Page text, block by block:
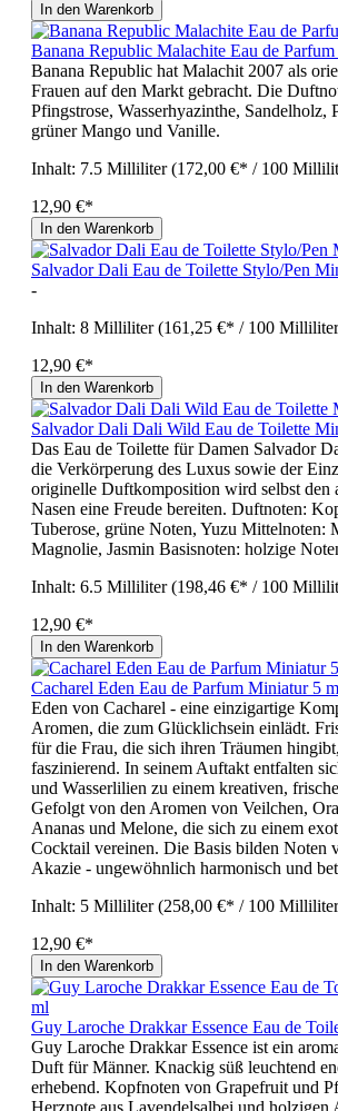
In den Warenkorb
Banana Republic Malachite Eau de
Banana Republic hat Malachit 2007 als
Frauen auf den Markt gebracht. Die
Pfingstrose, Wasserhyazinthe, Sandelholz,
grüner Mango und Vanille.
Inhalt: 7.5 Milliliter(172,00 €* / 100
12,90 €*
In den Warenkorb
Salvador Dali Eau de Toilette Stylo/Pen
-
Inhalt: 8 Milliliter(161,25 €* / 100
12,90 €*
In den Warenkorb
Salvador Dali Dali Wild Eau de Toilette
Das Eau de Toilette für Damen Salvador
die Verkörperung des Luxus sowie der
originelle Duftkomposition wird selbst den
Nasen eine Freude bereiten. Duftnoten:
Tuberose, grüne Noten, Yuzu Mittelnoten:
Magnolie, Jasmin Basisnoten: holzige
Inhalt: 6.5 Milliliter(198,46 €* / 100
12,90 €*
In den Warenkorb
Cacharel Eden Eau de Parfum Miniatur 5
Eden von Cacharel - eine einzigartige
Aromen, die zum Glücklichsein einlädt.
für die Frau, die sich ihren Träumen
faszinierend. In seinem Auftakt entfalten
und Wasserlilien zu einem kreativen,
Gefolgt von den Aromen von Veilchen,
Ananas und Melone, die sich zu einem
Cocktail vereinen. Die Basis bilden Noten
Akazie - ungewöhnlich harmonisch und
Inhalt: 5 Milliliter(258,00 €* / 100
12,90 €*
In den Warenkorb
Guy Laroche Drakkar Essence Eau de
Guy Laroche Drakkar Essence ist ein
Duft für Männer. Knackig süß leuchtend
erhebend. Kopfnoten von Grapefruit und
Herznote aus Lavendelsalbei und holzigen